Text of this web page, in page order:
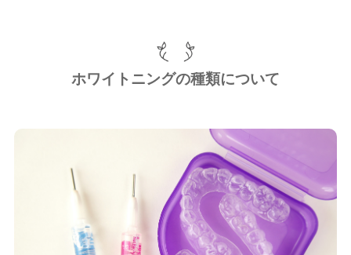
ホワイトニングの種類について